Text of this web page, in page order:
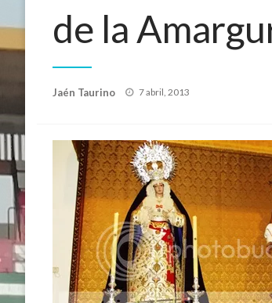
de la
Jaén Taurino
Publicado
7 abril, 2013